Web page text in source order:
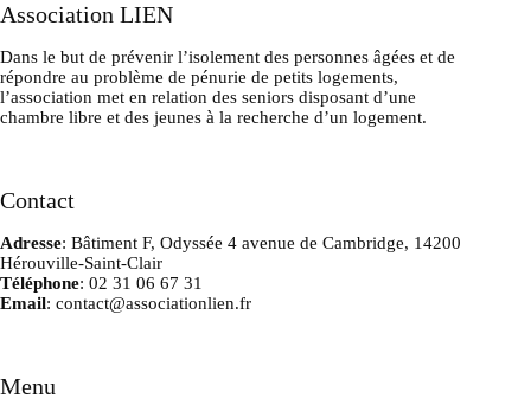
Association LIEN
Dans le but de prévenir l’isolement des personnes âgées et de
répondre au problème de pénurie de petits logements,
l’association met en relation des seniors disposant d’une
chambre libre et des jeunes à la recherche d’un logement.
Contact
Adresse: Bâtiment F, Odyssée 4 avenue de Cambridge, 14200
Hérouville-Saint-Clair
Téléphone: 02 31 06 67 31
Email: contact@associationlien.fr
Menu